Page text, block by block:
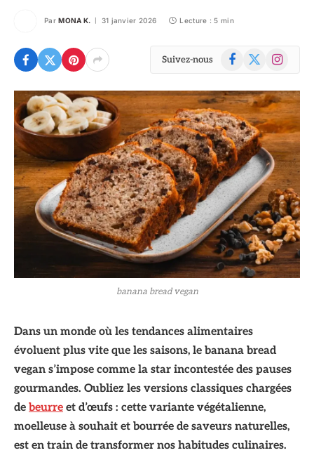
Par MONA K. 31 janvier 2026 Lecture : 5 min
Suivez-nous Facebook
X
Instagram
banana bread vegan
Dans un monde où les tendances alimentaires
évoluent plus vite que les saisons, le banana bread
vegan s’impose comme la star incontestée des pauses
gourmandes. Oubliez les versions classiques chargées
de beurre et d’œufs : cette variante végétalienne,
moelleuse à souhait et bourrée de saveurs naturelles,
est en train de transformer nos habitudes culinaires.